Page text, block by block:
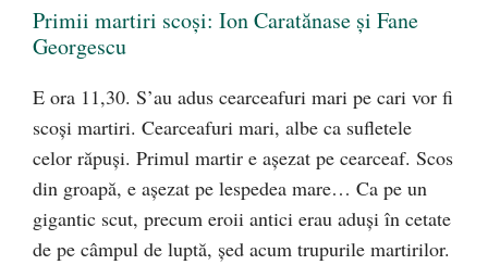
Primii martiri scoşi: Ion Caratănase şi Fane
Georgescu
E ora 11,30. S’au adus cearceafuri mari pe cari vor fi
scoşi martiri. Cearceafuri mari, albe ca sufletele
celor răpuşi. Primul martir e aşezat pe cearceaf. Scos
din groapă, e aşezat pe lespedea mare… Ca pe un
gigantic scut, precum eroii antici erau aduşi în cetate
de pe câmpul de luptă, şed acum trupurile martirilor.